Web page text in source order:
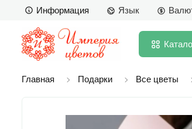
Информация Язык
Главная Подарки Все цветы